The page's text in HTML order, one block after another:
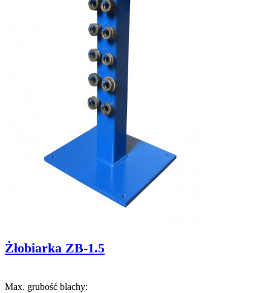
Żłobiarka ZB-1.5
Max. grubość blachy: